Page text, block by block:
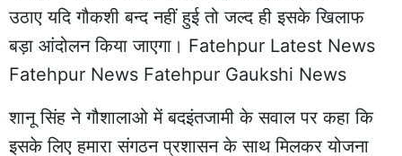
उठाए यदि गौकशी बन्द नहीं हुई तो जल्द ही इसके खिलाफ
बड़ा आंदोलन किया जाएगा। Fatehpur Latest News
Fatehpur News Fatehpur Gaukshi News
शानू सिंह ने गौशालाओ में बदइंतजामी के सवाल पर कहा कि
इसके लिए हमारा संगठन प्रशासन के साथ मिलकर योजना